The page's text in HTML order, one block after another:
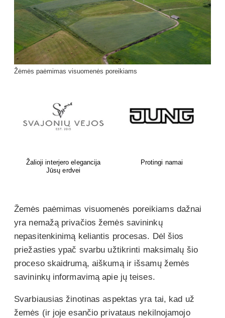
Žėmės paėmimas visuomenės poreikiams
A.Kojelavičiaus g. 1, Vilnius
Prekyba augalais.
Statybinės ir apdailos
Žemės paėmimas visuomenės poreikiams dažnai
yra nemažą privačios žemės savininkų
nepasitenkinimą keliantis procesas. Dėl šios
priežasties ypač svarbu užtikrinti maksimalų šio
proceso skaidrumą, aiškumą ir išsamų žemės
savininkų informavimą apie jų teises.
Svarbiausias žinotinas aspektas yra tai, kad už
žemės (ir joje esančio privataus nekilnojamojo